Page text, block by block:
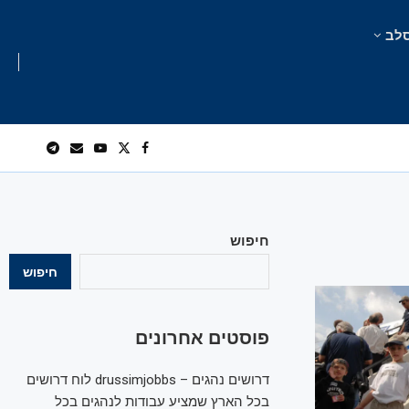
חיפוש
חיפוש
פוסטים אחרונים
דרושים נהגים – drussimjobbs לוח דרושים
בכל הארץ שמציע עבודות לנהגים בכל